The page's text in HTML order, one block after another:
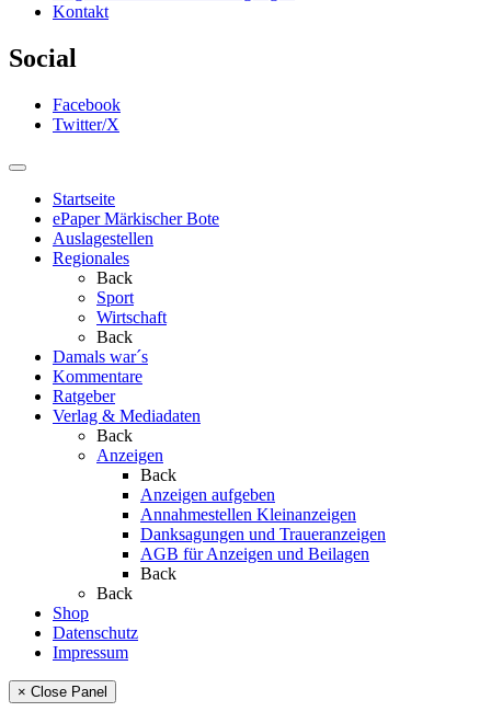
Kontakt
Social
Facebook
Twitter/X
Startseite
ePaper Märkischer Bote
Auslagestellen
Regionales
Back
Sport
Wirtschaft
Back
Damals war´s
Kommentare
Ratgeber
Verlag & Mediadaten
Back
Anzeigen
Back
Anzeigen aufgeben
Annahmestellen Kleinanzeigen
Danksagungen und Traueranzeigen
AGB für Anzeigen und Beilagen
Back
Back
Shop
Datenschutz
Impressum
× Close Panel